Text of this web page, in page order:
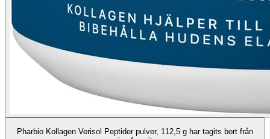
Pharbio Kollagen Verisol Peptider pulver, 112,5 g har tagits bort från